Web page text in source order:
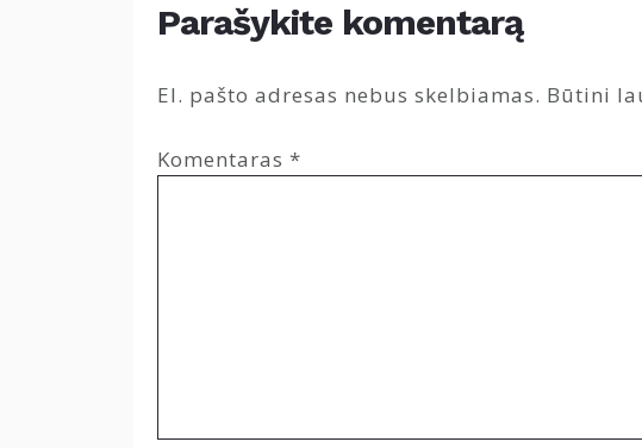
Parašykite komentarą
El. pašto adresas nebus skelbiamas. Būtini
Komentaras *